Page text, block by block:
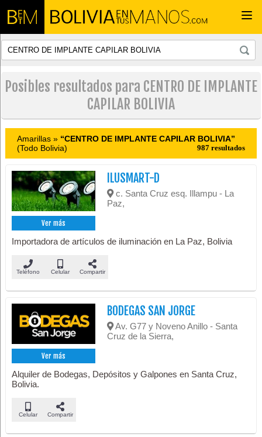
Posibles resultados para CENTRO DE IMPLANTE
CAPILAR BOLIVIA
Amarillas » “CENTRO DE IMPLANTE CAPILAR BOLIVIA”
(Todo Bolivia)
987 resultados
Ver más
ILUSMART-D
c. Santa Cruz esq. Illampu - La
Paz,
Importadora de artículos de iluminación en La Paz, Bolivia
Teléfono Celular Compartir
Ver más
BODEGAS SAN JORGE
Av. G77 y Noveno Anillo - Santa
Cruz de la Sierra,
Alquiler de Bodegas, Depósitos y Galpones en Santa Cruz,
Bolivia.
Celular Compartir